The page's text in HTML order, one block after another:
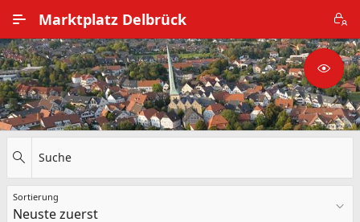
Marktplatz Delbrück
Alle Ortsteile
Impressum
Nutzungsbedingungen
Datenschutz
Suche
Sortierung